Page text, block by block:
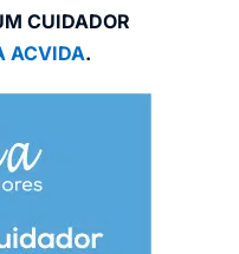
CUIDADOR
ACVIDA.